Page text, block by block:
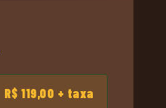
R$ 119,00 + taxa